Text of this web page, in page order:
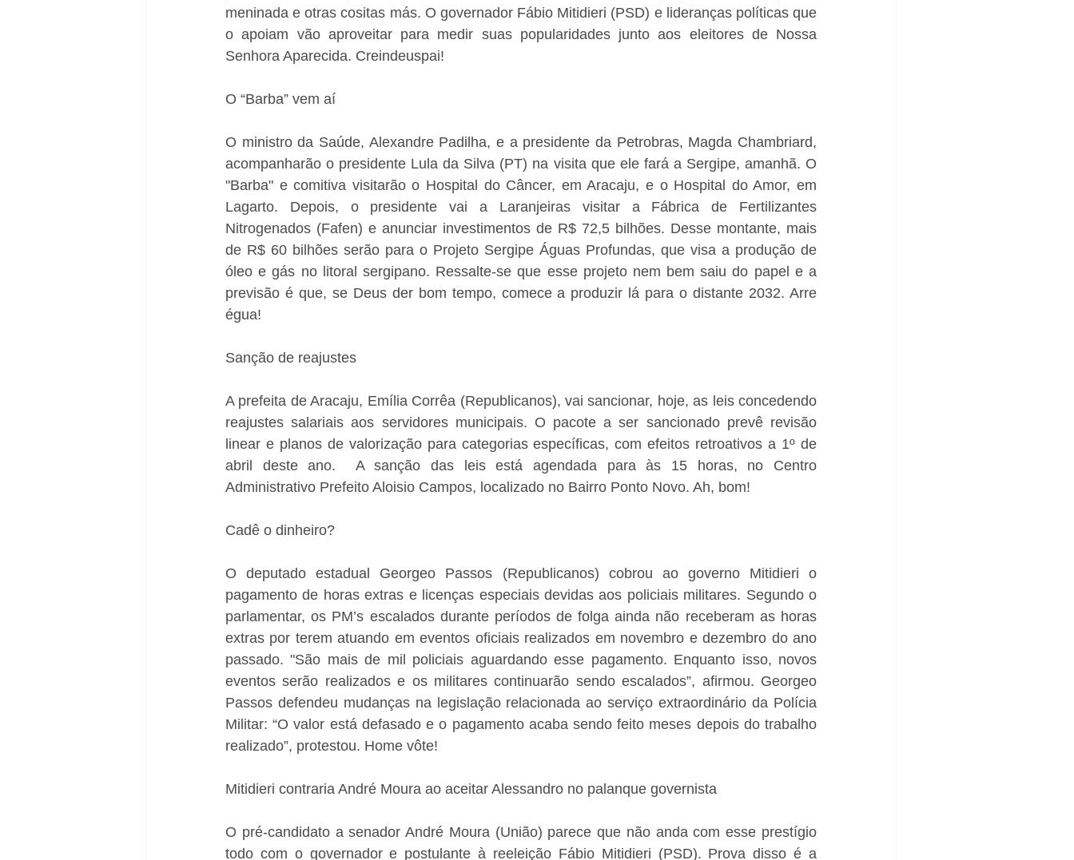
meninada e otras cositas más. O governador Fábio Mitidieri (PSD) e lideranças políticas que
o apoiam vão aproveitar para medir suas popularidades junto aos eleitores de Nossa
Senhora Aparecida. Creindeuspai!
O “Barba” vem aí
O ministro da Saúde, Alexandre Padilha, e a presidente da Petrobras, Magda Chambriard,
acompanharão o presidente Lula da Silva (PT) na visita que ele fará a Sergipe, amanhã. O
"Barba" e comitiva visitarão o Hospital do Câncer, em Aracaju, e o Hospital do Amor, em
Lagarto. Depois, o presidente vai a Laranjeiras visitar a Fábrica de Fertilizantes
Nitrogenados (Fafen) e anunciar investimentos de R$ 72,5 bilhões. Desse montante, mais
de R$ 60 bilhões serão para o Projeto Sergipe Águas Profundas, que visa a produção de
óleo e gás no litoral sergipano. Ressalte-se que esse projeto nem bem saiu do papel e a
previsão é que, se Deus der bom tempo, comece a produzir lá para o distante 2032. Arre
égua!
Sanção de reajustes
A prefeita de Aracaju, Emília Corrêa (Republicanos), vai sancionar, hoje, as leis concedendo
reajustes salariais aos servidores municipais. O pacote a ser sancionado prevê revisão
linear e planos de valorização para categorias específicas, com efeitos retroativos a 1º de
abril deste ano.  A sanção das leis está agendada para às 15 horas, no Centro
Administrativo Prefeito Aloisio Campos, localizado no Bairro Ponto Novo. Ah, bom!
Cadê o dinheiro?
O deputado estadual Georgeo Passos (Republicanos) cobrou ao governo Mitidieri o
pagamento de horas extras e licenças especiais devidas aos policiais militares. Segundo o
parlamentar, os PM’s escalados durante períodos de folga ainda não receberam as horas
extras por terem atuando em eventos oficiais realizados em novembro e dezembro do ano
passado. "São mais de mil policiais aguardando esse pagamento. Enquanto isso, novos
eventos serão realizados e os militares continuarão sendo escalados”, afirmou. Georgeo
Passos defendeu mudanças na legislação relacionada ao serviço extraordinário da Polícia
Militar: “O valor está defasado e o pagamento acaba sendo feito meses depois do trabalho
realizado”, protestou. Home vôte!
Mitidieri contraria André Moura ao aceitar Alessandro no palanque governista
O pré-candidato a senador André Moura (União) parece que não anda com esse prestígio
todo com o governador e postulante à reeleição Fábio Mitidieri (PSD). Prova disso é a